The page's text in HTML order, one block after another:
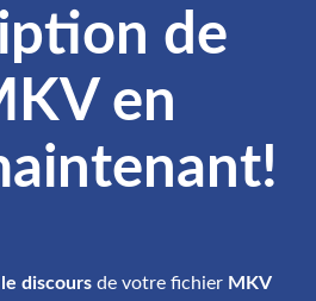
de
en
discours de votre fichier MKV